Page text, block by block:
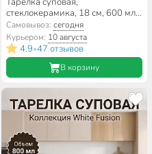
стеклокерамика, 18 см, 600 мл,
круглая, Орлеан, Daniks,
BY13LHW70
Самовывоз: сегодня
Курьером: 10 августа
4.9•47 отзывов
В корзину